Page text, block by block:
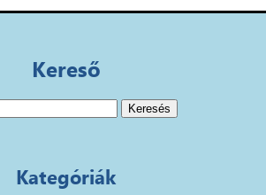
Kereső
Kategóriák